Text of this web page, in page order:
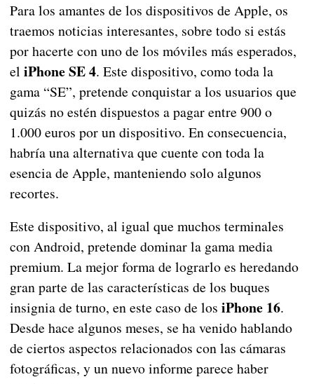
Para los amantes de los dispositivos de Apple, os
traemos noticias interesantes, sobre todo si estás
por hacerte con uno de los móviles más esperados,
el iPhone SE 4. Este dispositivo, como toda la
gama “SE”, pretende conquistar a los usuarios que
quizás no estén dispuestos a pagar entre 900 o
1.000 euros por un dispositivo. En consecuencia,
habría una alternativa que cuente con toda la
esencia de Apple, manteniendo solo algunos
recortes.
Este dispositivo, al igual que muchos terminales
con Android, pretende dominar la gama media
premium. La mejor forma de lograrlo es heredando
gran parte de las características de los buques
insignia de turno, en este caso de los iPhone 16.
Desde hace algunos meses, se ha venido hablando
de ciertos aspectos relacionados con las cámaras
fotográficas, y un nuevo informe parece haber